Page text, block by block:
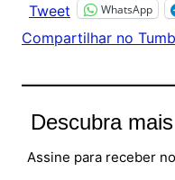
Tweet WhatsApp
Compartilhar no
Descubra
Assine para receber